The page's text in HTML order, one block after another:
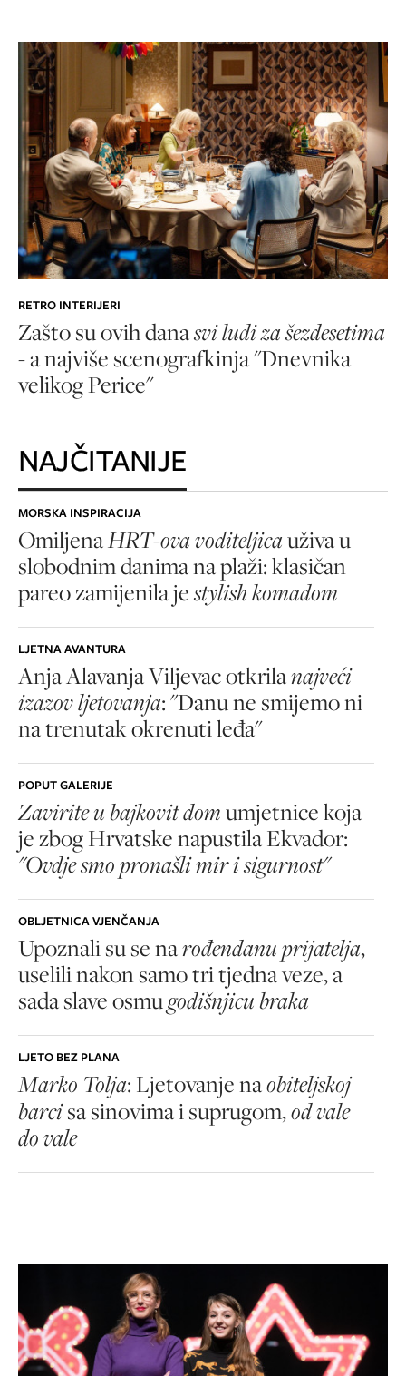
RETRO INTERIJERI
Zašto su ovih danasvi ludi za šezdesetima
-a najviše scenografkinja "Dnevnika
velikog Perice"
NAJČITANIJE
MORSKA INSPIRACIJA
OmiljenaHRT-ova voditeljicauživa u
slobodnim danima na plaži: klasičan
pareo zamijenila jestylish komadom
LJETNA AVANTURA
Anja Alavanja Viljevac otkrilanajveći
izazov ljetovanja: "Danu ne smijemo ni
na trenutak okrenuti leđa"
POPUT GALERIJE
Zavirite u bajkovit domumjetnice koja
je zbog Hrvatske napustila Ekvador:
"Ovdje smo pronašli mir i sigurnost"
OBLJETNICA VJENČANJA
Upoznali su se narođendanu prijatelja,
uselili nakon samo tri tjedna veze, a
sada slave osmugodišnjicu braka
LJETO BEZ PLANA
Marko Tolja: Ljetovanje naobiteljskoj
barcisa sinovima i suprugom,od vale
do vale